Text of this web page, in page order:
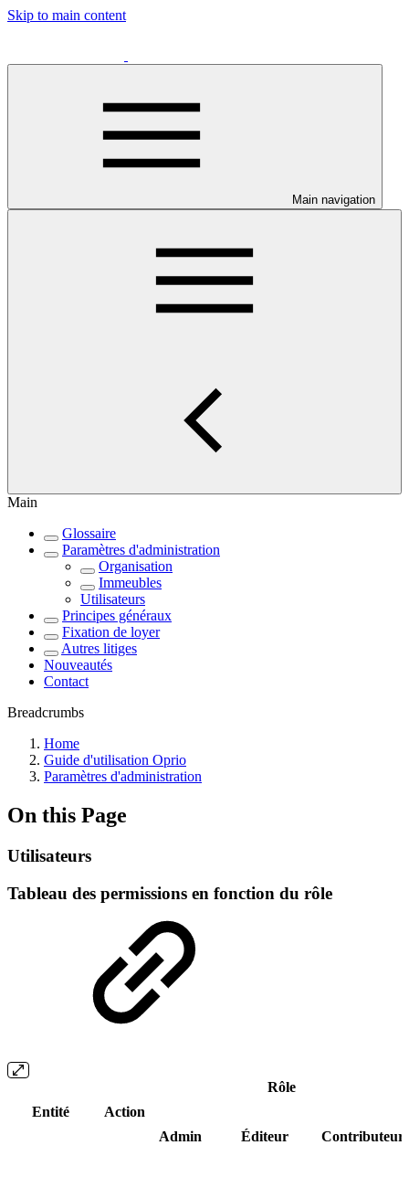
Skip to main content
Main navigation
Main
Glossaire
Paramètres d'administration
Organisation
Immeubles
Utilisateurs
Principes généraux
Fixation de loyer
Autres litiges
Nouveautés
Contact
Breadcrumbs
Home
Guide d'utilisation Oprio
Paramètres d'administration
On this Page
Utilisateurs
Tableau des permissions en fonction du rôle
Entité Action
Rôle
Admin Éditeur Contributeur